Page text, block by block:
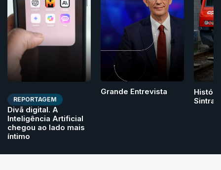
REPORTAGEM
Divã digital. A
Inteligência Artificial
chegou ao lado mais
íntimo
Grande Entrevista
Sintra